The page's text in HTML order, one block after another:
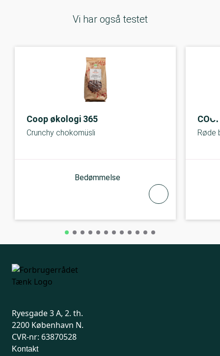
Vi har også testet
Coop økologi 365
Crunchy chokomüsli
Bedømmelse
Røde
Ryesgade 3 A, 2. th.
2200 København N.
CVR-nr: 63870528
Kontakt